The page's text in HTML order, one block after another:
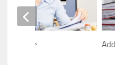
contabile